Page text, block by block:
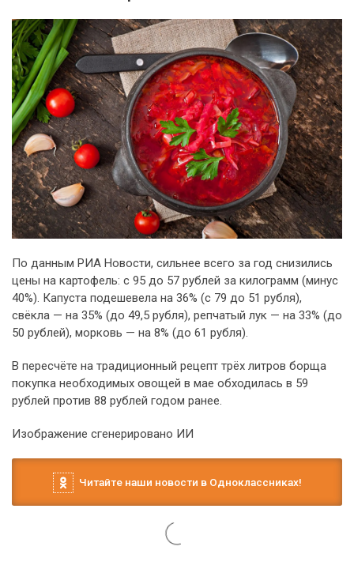
По данным РИА Новости, сильнее всего за год снизились
цены на картофель: с 95 до 57 рублей за килограмм (минус
40%). Капуста подешевела на 36% (с 79 до 51 рубля),
свёкла — на 35% (до 49,5 рубля), репчатый лук — на 33% (до
50 рублей), морковь — на 8% (до 61 рубля).
В пересчёте на традиционный рецепт трёх литров борща
покупка необходимых овощей в мае обходилась в 59
рублей против 88 рублей годом ранее.
Изображение сгенерировано ИИ
Читайте наши новости в Одноклассниках!